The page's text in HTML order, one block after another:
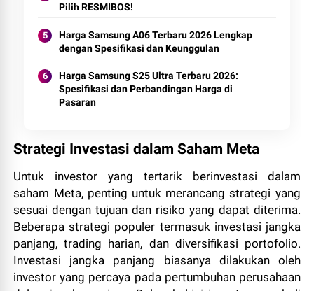
Pilih RESMIBOS!
Harga Samsung A06 Terbaru 2026 Lengkap
dengan Spesifikasi dan Keunggulan
Harga Samsung S25 Ultra Terbaru 2026:
Spesifikasi dan Perbandingan Harga di
Pasaran
Strategi Investasi dalam Saham Meta
Untuk investor yang tertarik berinvestasi dalam
saham Meta, penting untuk merancang strategi yang
sesuai dengan tujuan dan risiko yang dapat diterima.
Beberapa strategi populer termasuk investasi jangka
panjang, trading harian, dan diversifikasi portofolio.
Investasi jangka panjang biasanya dilakukan oleh
investor yang percaya pada pertumbuhan perusahaan